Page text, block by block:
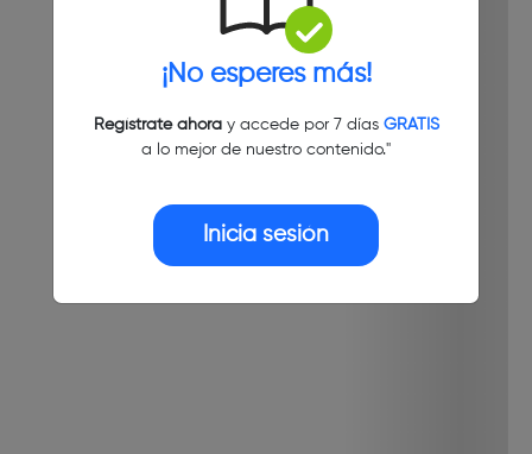
¡No esperes más!
Regístrate ahoray accede por 7 días GRATIS
a lo mejor de nuestro contenido."
Inicia sesión